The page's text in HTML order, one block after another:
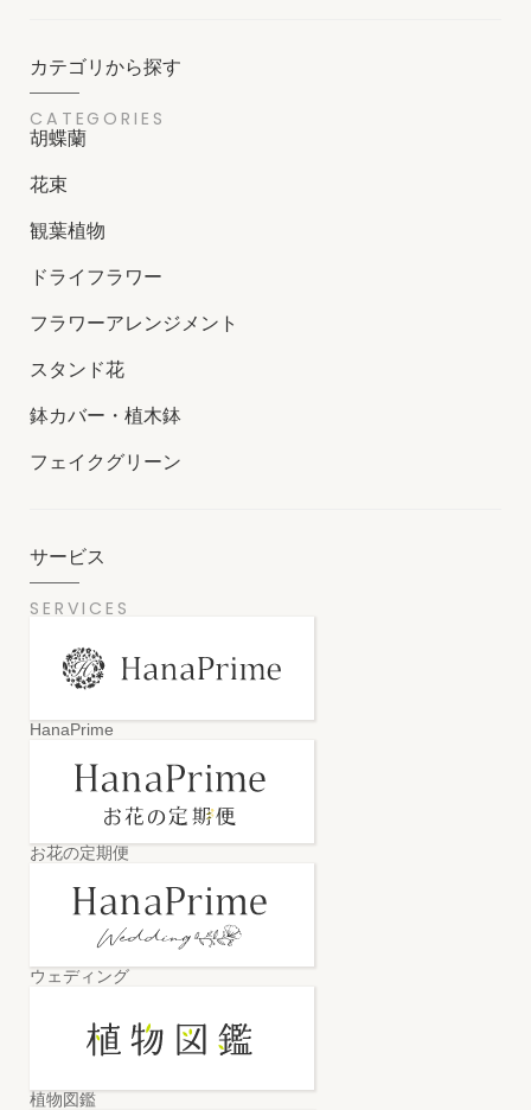
カテゴリから探す
CATEGORIES
胡蝶蘭
花束
観葉植物
ドライフラワー
フラワーアレンジメント
スタンド花
鉢カバー・植木鉢
フェイクグリーン
サービス
SERVICES
HanaPrime
お花の定期便
ウェディング
植物図鑑